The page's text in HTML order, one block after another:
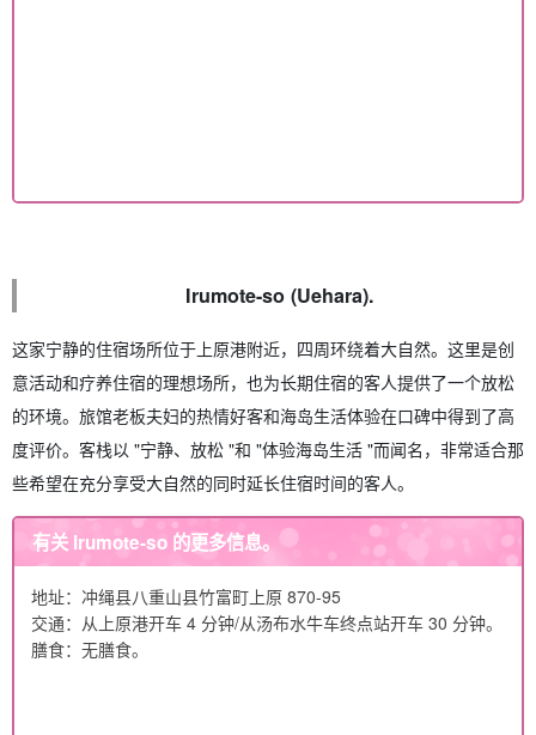
Irumote-so (Uehara).
这家宁静的住宿场所位于上原港附近，四周环绕着大自然。这里是创
意活动和疗养住宿的理想场所，也为长期住宿的客人提供了一个放松
的环境。旅馆老板夫妇的热情好客和海岛生活体验在口碑中得到了高
度评价。客栈以 "宁静、放松 "和 "体验海岛生活 "而闻名，非常适合那
些希望在充分享受大自然的同时延长住宿时间的客人。
有关 Irumote-so 的更多信息。
地址：冲绳县八重山县竹富町上原 870-95
交通：从上原港开车 4 分钟/从汤布水牛车终点站开车 30 分钟。
膳食：无膳食。